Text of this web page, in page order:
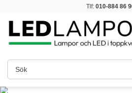
Tlf: 010-884 86